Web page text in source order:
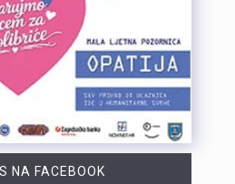
NA FACEBOOK